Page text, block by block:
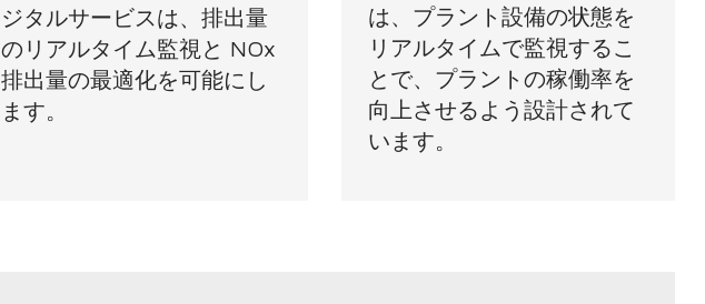
ジタルサービスは、排出量
のリアルタイム監視と NOx
排出量の最適化を可能にし
ます。
は、プラント設備の状態を
リアルタイムで監視するこ
とで、プラントの稼働率を
向上させるよう設計されて
います。